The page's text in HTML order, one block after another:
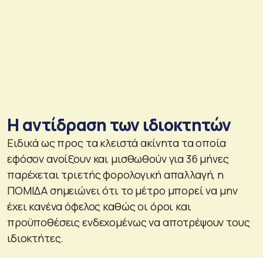
Η αντίδραση των ιδιοκτητών
Ειδικά ως προς τα κλειστά ακίνητα τα οποία
εφόσον ανοίξουν και μισθωθούν για 36 μήνες
παρέχεται τριετής φορολογική απαλλαγή, η
ΠΟΜΙΔΑ σημειώνει ότι το μέτρο μπορεί να μην
έχει κανένα όφελος καθώς οι όροι και
προϋποθέσεις ενδεχομένως να αποτρέψουν τους
ιδιοκτήτες.